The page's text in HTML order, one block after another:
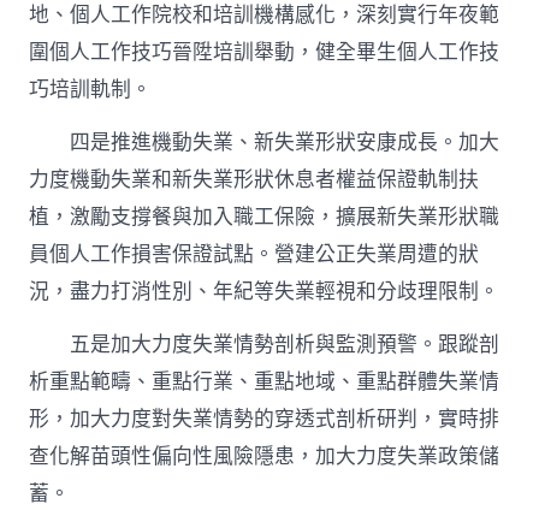
地、個人工作院校和培訓機構感化，深刻實行年夜範
圍個人工作技巧晉陞培訓舉動，健全畢生個人工作技
巧培訓軌制。
四是推進機動失業、新失業形狀安康成長。加大
力度機動失業和新失業形狀休息者權益保證軌制扶
植，激勵支撐餐與加入職工保險，擴展新失業形狀職
員個人工作損害保證試點。營建公正失業周遭的狀
況，盡力打消性別、年紀等失業輕視和分歧理限制。
五是加大力度失業情勢剖析與監測預警。跟蹤剖
析重點範疇、重點行業、重點地域、重點群體失業情
形，加大力度對失業情勢的穿透式剖析研判，實時排
查化解苗頭性偏向性風險隱患，加大力度失業政策儲
蓄。